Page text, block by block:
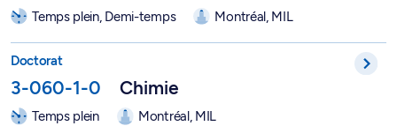
Temps plein, Demi-temps Montréal, MIL
Doctorat
3-060-1-0 Chimie
Temps plein Montréal, MIL